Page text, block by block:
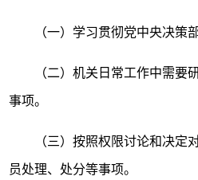
（一）学习贯彻党中央决策部
（二）机关日常工作中需要研
事项。
（三）按照权限讨论和决定对
员处理、处分等事项。